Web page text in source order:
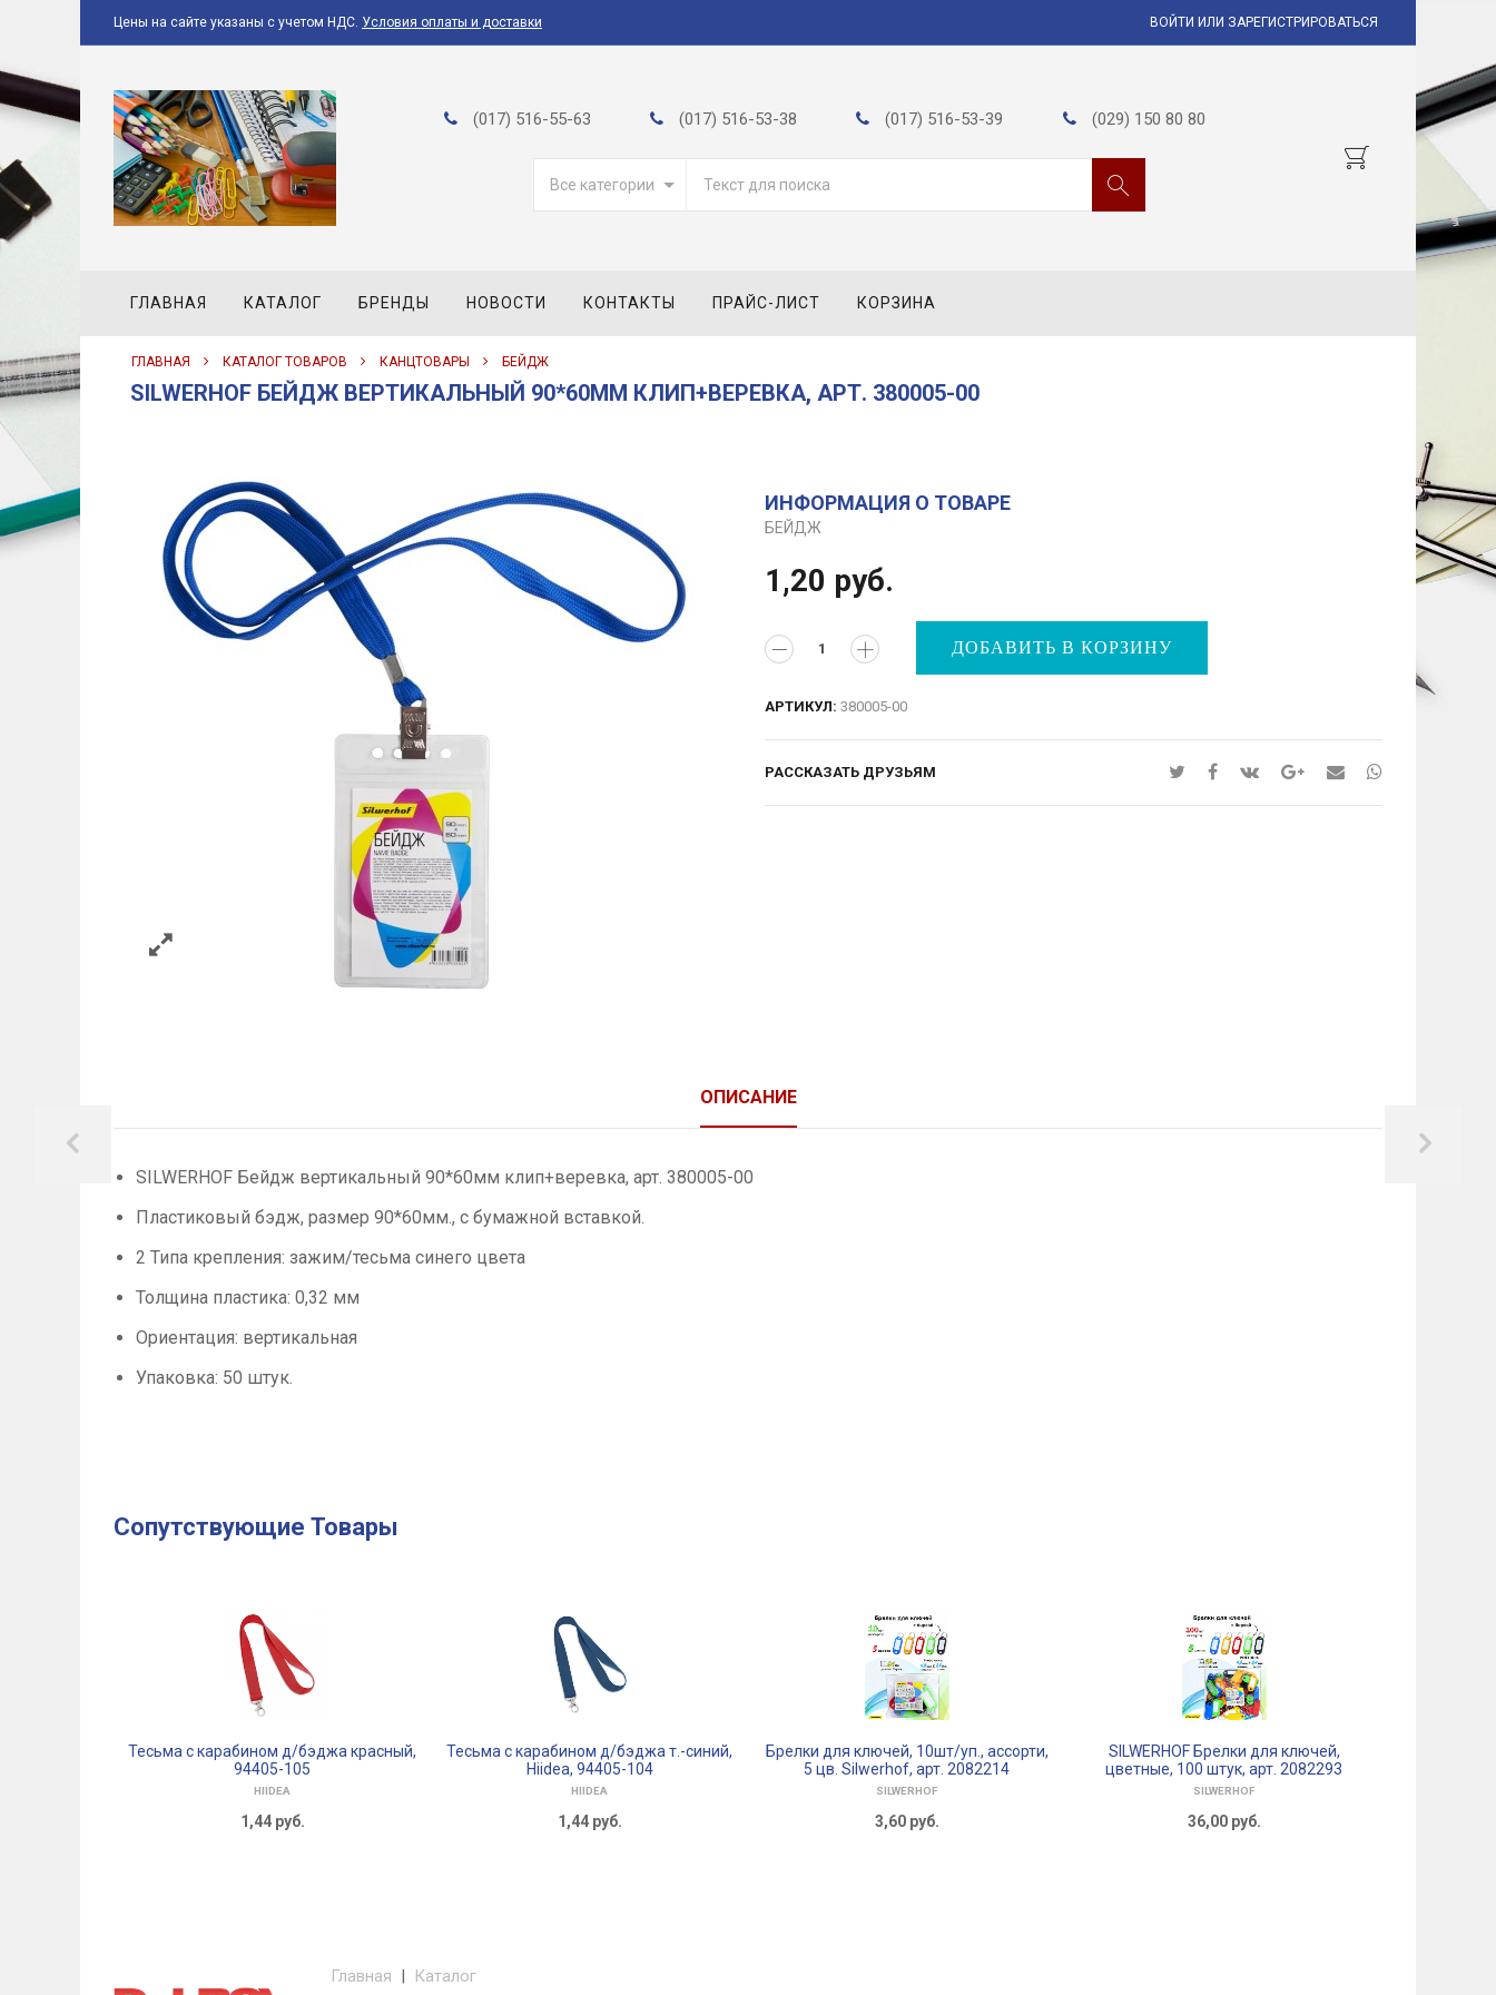
Цены на сайте указаны с учетом НДС. Условия оплаты и доставки ВОЙТИ ИЛИ ЗАРЕГИСТРИРОВАТЬСЯ
(017) 516-55-63 (017) 516-53-38 (017) 516-53-39 (029) 150 80 80
Все категории
ГЛАВНАЯ КАТАЛОГ БРЕНДЫ НОВОСТИ КОНТАКТЫ ПРАЙС-ЛИСТ КОРЗИНА
ГЛАВНАЯ КАТАЛОГ ТОВАРОВ КАНЦТОВАРЫ БЕЙДЖ
SILWERHOF БЕЙДЖ ВЕРТИКАЛЬНЫЙ 90*60ММ КЛИП+ВЕРЕВКА, АРТ. 380005-00
ИНФОРМАЦИЯ О ТОВАРЕ
БЕЙДЖ
1,20 руб.
ДОБАВИТЬ В КОРЗИНУ
АРТИКУЛ: 380005-00
РАССКАЗАТЬ ДРУЗЬЯМ
ОПИСАНИЕ
SILWERHOF Бейдж вертикальный 90*60мм клип+веревка, арт. 380005-00
Пластиковый бэдж, размер 90*60мм., с бумажной вставкой.
2 Типа крепления: зажим/тесьма синего цвета
Толщина пластика: 0,32 мм
Ориентация: вертикальная
Упаковка: 50 штук.
Сопутствующие Товары
Тесьма с карабином д/бэджа красный,
94405-105
HIIDEA
1,44 руб.
Тесьма с карабином д/бэджа т.-синий,
Hiidea, 94405-104
HIIDEA
1,44 руб.
Брелки для ключей, 10шт/уп., ассорти,
5 цв. Silwerhof, арт. 2082214
SILWERHOF
3,60 руб.
SILWERHOF Брелки для ключей,
цветные, 100 штук, арт. 2082293
SILWERHOF
36,00 руб.
Главная | Каталог